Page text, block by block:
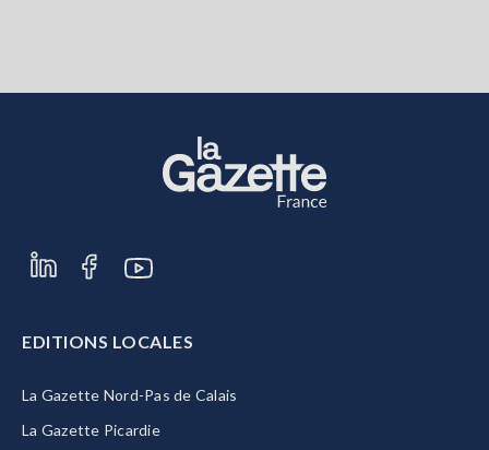
EDITIONS LOCALES
La Gazette Nord-Pas de Calais
La Gazette Picardie